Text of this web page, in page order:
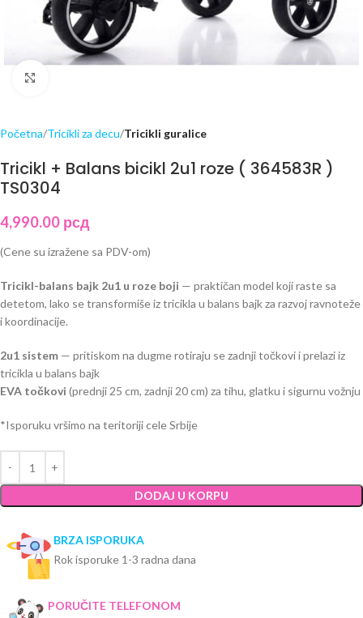
Početna Tricikli za decu Tricikli guralice
Tricikl + Balans bicikl 2u1 roze ( 364583R )
TS0304
4,990.00 рсд
(Cene su izražene sa PDV-om)
Tricikl-balans bajk 2u1 u roze boji — praktičan model koji raste sa
detetom, lako se transformiše iz tricikla u balans bajk za razvoj ravnoteže
i koordinacije.
2u1 sistem — pritiskom na dugme rotiraju se zadnji točkovi i prelazi iz
tricikla u balans bajk
EVA točkovi (prednji 25 cm, zadnji 20 cm) za tihu, glatku i sigurnu vožnju
*Isporuku vršimo na teritoriji cele Srbije
DODAJ U KORPU
BRZA ISPORUKA
Rok isporuke 1-3 radna dana
PORUČITE TELEFONOM